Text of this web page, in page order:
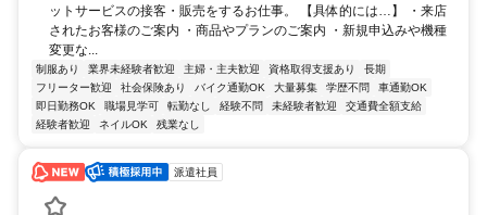
ットサービスの接客・販売をするお仕事。 【具体的には…】 ・来店
されたお客様のご案内 ・商品やプランのご案内 ・新規申込みや機種
変更な...
制服あり 業界未経験者歓迎 主婦・主夫歓迎 資格取得支援あり
長期
フリーター歓迎
社会保険あり バイク通勤OK 大量募集 学歴不問
車通勤OK
即日勤務OK
職場見学可 転勤なし 経験不問 未経験者歓迎
交通費全額支給
経験者歓迎
ネイルOK 残業なし
派遣社員